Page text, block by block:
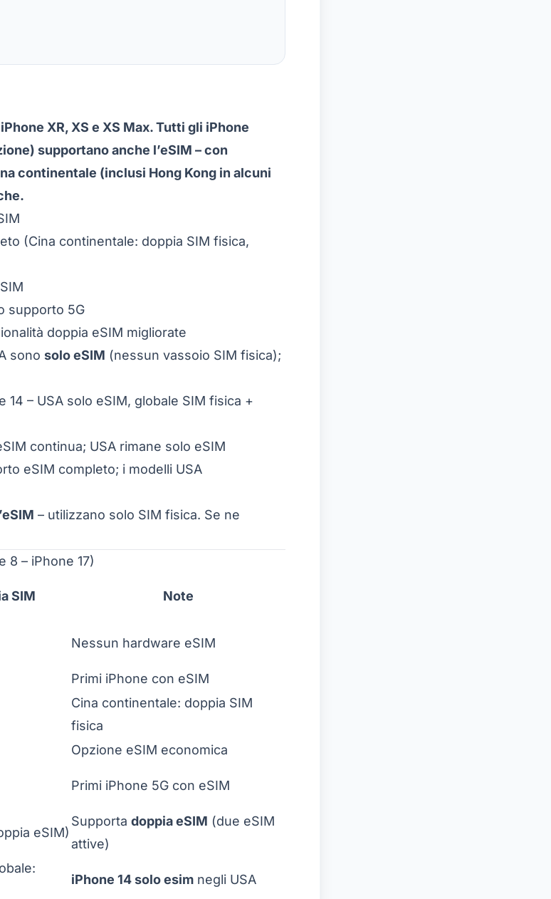
XR, XS e XS Max. Tutti gli iPhone
supportano anche l’eSIM – con
continentale (inclusi Hong Kong in alcuni
(Cina continentale: doppia SIM fisica,
supporto 5G
doppia eSIM migliorate
sono solo eSIM (nessun vassoio SIM fisica);
14 – USA solo eSIM, globale SIM fisica +
continua; USA rimane solo eSIM
eSIM completo; i modelli USA
– utilizzano solo SIM fisica. Se ne
8 – iPhone 17)
SIM Note
Nessun hardware eSIM
Primi iPhone con eSIM
Cina continentale: doppia SIM
fisica
Opzione eSIM economica
Primi iPhone 5G con eSIM
eSIM)
Supporta doppia eSIM (due eSIM
attive)
iPhone 14 solo esim negli USA